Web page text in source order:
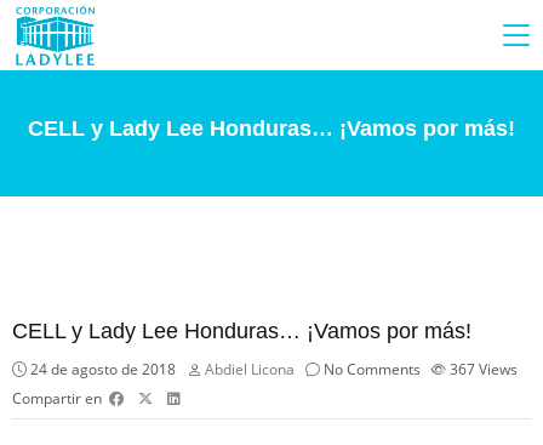
CELL y Lady Lee Honduras… ¡Vamos por más!
CELL y Lady Lee Honduras… ¡Vamos por más!
24 de agosto de 2018 Abdiel Licona No Comments 367Views
Compartir en